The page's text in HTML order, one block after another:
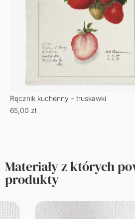
Ręcznik kuchenny – truskawki
65,00 zł
Materiały z których
produkty